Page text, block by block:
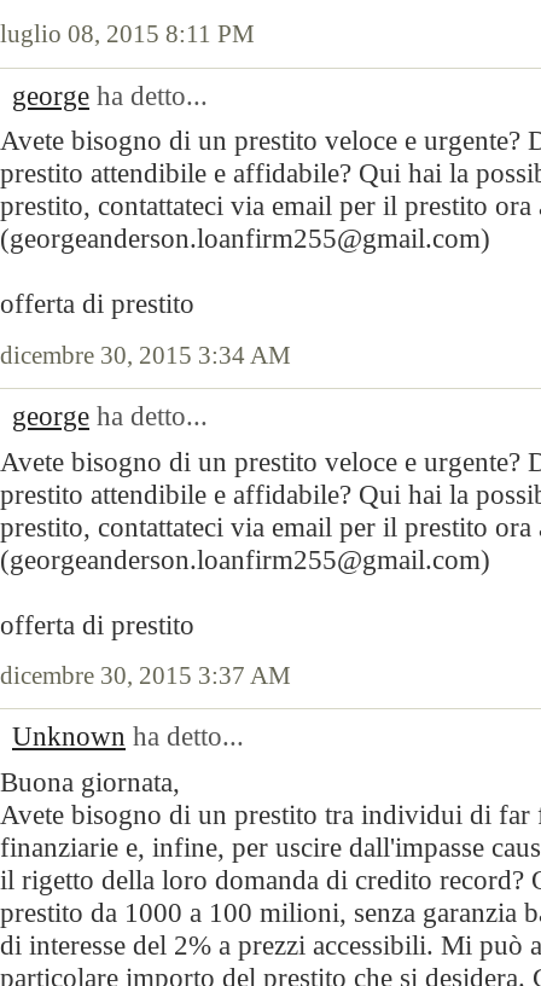
luglio 08, 2015 8:11 PM
george ha detto...
Avete bisogno di un prestito veloce e urgente?
prestito attendibile e affidabile? Qui hai la
prestito, contattateci via email per il prestito
(georgeanderson.loanfirm255@gmail.com)
offerta di prestito
dicembre 30, 2015 3:34 AM
george ha detto...
Avete bisogno di un prestito veloce e urgente?
prestito attendibile e affidabile? Qui hai la
prestito, contattateci via email per il prestito
(georgeanderson.loanfirm255@gmail.com)
offerta di prestito
dicembre 30, 2015 3:37 AM
Unknown ha detto...
Buona giornata,
Avete bisogno di un prestito tra individui di
finanziarie e, infine, per uscire dall'impasse
il rigetto della loro domanda di credito record?
prestito da 1000 a 100 milioni, senza garanzia
di interesse del 2% a prezzi accessibili. Mi può
particolare importo del prestito che si desidera.